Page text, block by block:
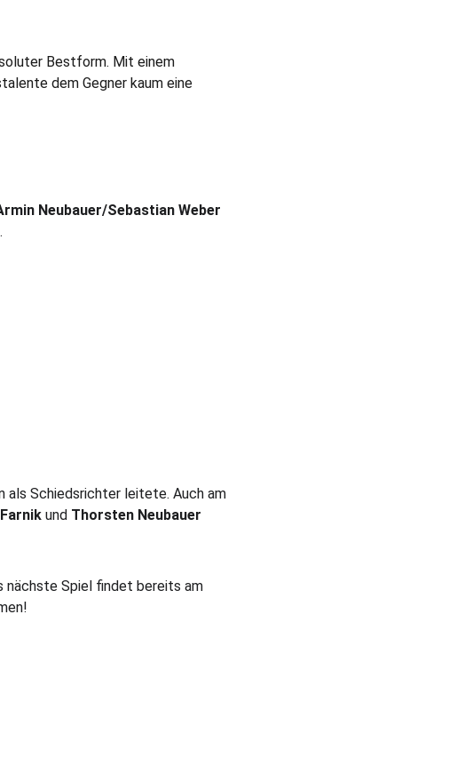
Bestform. Mit einem
dem Gegner kaum eine
Neubauer/Sebastian Weber
als Schiedsrichter leitete. Auch am
und Thorsten Neubauer
nächste Spiel findet bereits am